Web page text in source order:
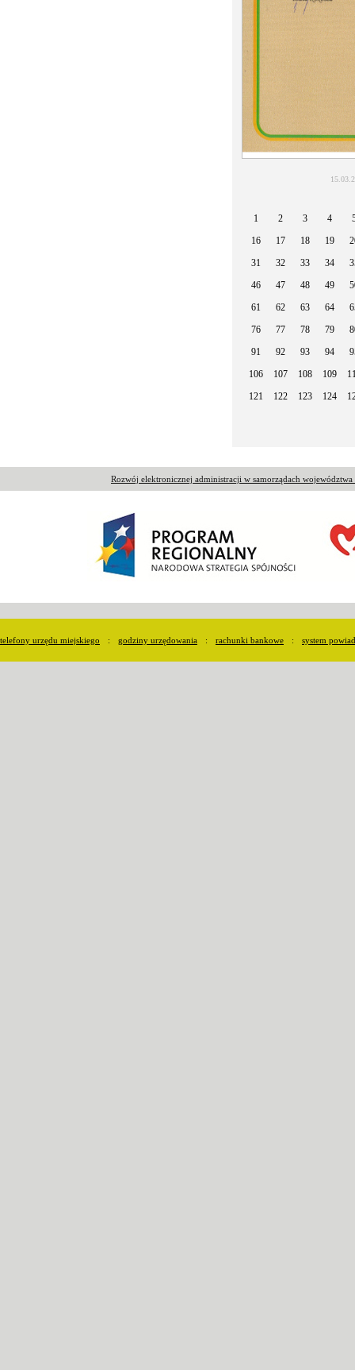
1 2 3 4
16
17 18 19
31
32 33 34
46
47 48 49
61
62 63 64
76
77 78 79
91
92 93 94
106
107 108 109
121
122 123 124
Rozwój elektronicznej administracji w samorządach
telefony urzędu miejskiego : godziny urzędowania : rachunki bankowe : system